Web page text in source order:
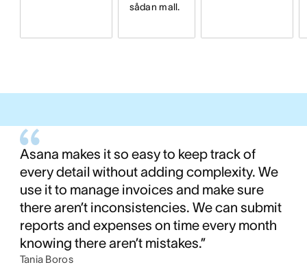
sådan mall.
Asana makes it so easy to keep track of
every detail without adding complexity. We
use it to manage invoices and make sure
there aren’t inconsistencies. We can submit
reports and expenses on time every month
knowing there aren’t mistakes.”
Tania Boros